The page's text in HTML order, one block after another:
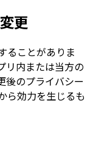
更
ることがありま
リ内または当方の
後のプライバシー
ら効力を生じるも